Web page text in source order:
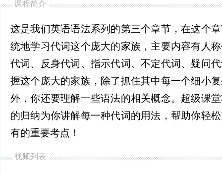
课程简介
这是我们英语语法系列的第三个章节，在这个
统地学习代词这个庞大的家族，主要内容有人
代词、反身代词、指示代词、不定代词、疑问
握这个庞大的家族，除了抓住其中每一个细小
外，你还要理解一些语法的相关概念。超级课
的归纳为你讲解每一种代词的用法，帮助你轻
有的重要考点！
视频列表